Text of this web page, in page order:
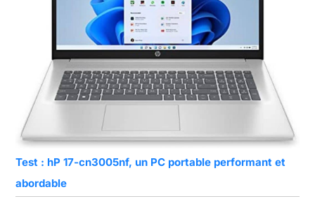
Test : hP 17-cn3005nf, un PC portable performant et
abordable